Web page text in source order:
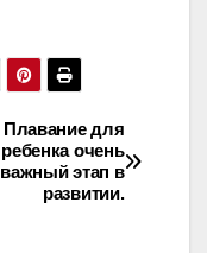
Плавание для
ребенка очень
важный этап в
развитии.